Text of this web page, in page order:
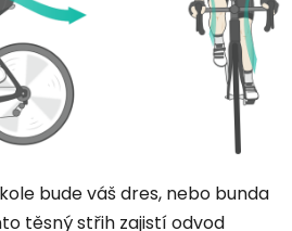
bude váš dres, nebo bunda
těsný střih zajistí odvod